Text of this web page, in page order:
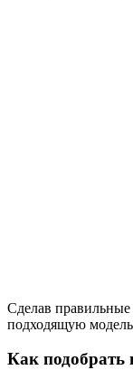
Сделав правильные
подходящую
Как подобрать